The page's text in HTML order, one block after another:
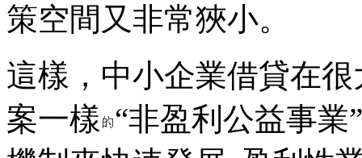
策空間又非常狹小。
這樣，中小企業借貸在
案一樣 “非盈利公益事